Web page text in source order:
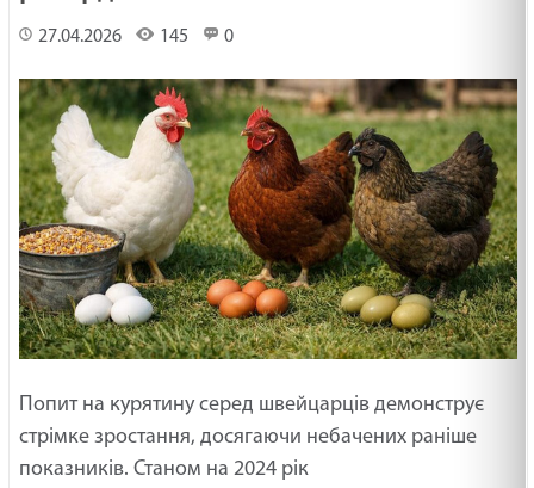
27.04.2026 145 0
Попит на курятину серед швейцарців демонструє
стрімке зростання, досягаючи небачених раніше
показників. Станом на 2024 рік